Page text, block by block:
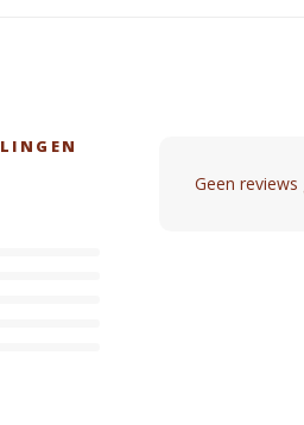
Geen reviews